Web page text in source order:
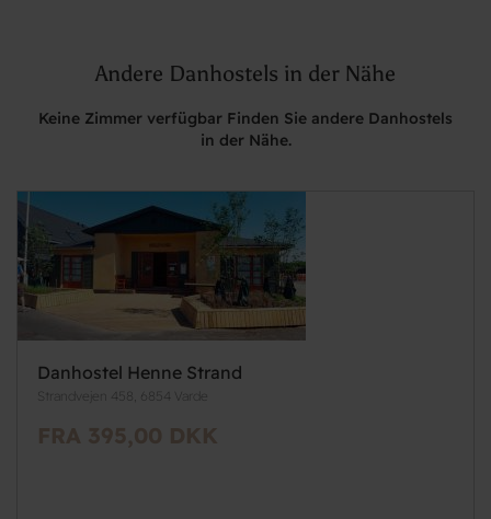
Andere Danhostels in der Nähe
Keine Zimmer verfügbar Finden Sie andere Danhostels
in der Nähe.
Danhostel Henne Strand
Strandvejen 458, 6854 Varde
FRA 395,00 DKK